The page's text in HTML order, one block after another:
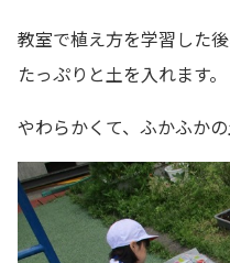
教室で植え方を学習した
たっぷりと土を入れます。
やわらかくて、ふかふかの